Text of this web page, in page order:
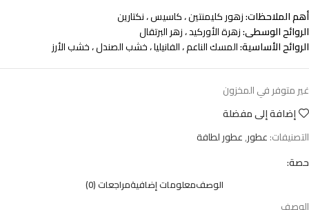
أهم الملاحظات:زهور كليمنتين ، كاسيس ، نكتارين
الروائح الوسطى:زهرة الأوركيد ، زهر البرتقال
الروائح الأساسية:المسك الناعم ، الفانيليا ، خشب الصندل ، خشب الأرز
غير متوفر في المخزون
إضافة إلى مفضلة
التصنيفات:عطور,عطور لطافة
حصة:
الوصفمعلومات إضافيةمراجعات (0)